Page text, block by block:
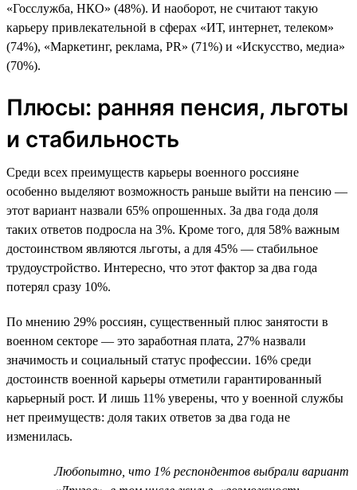
«Госслужба, НКО» (48%). И наоборот, не считают такую
карьеру привлекательной в сферах «ИТ, интернет, телеком»
(74%), «Маркетинг, реклама, PR» (71%) и «Искусство, медиа»
(70%).
Плюсы: ранняя пенсия, льготы
и стабильность
Среди всех преимуществ карьеры военного россияне
особенно выделяют возможность раньше выйти на пенсию —
этот вариант назвали 65% опрошенных. За два года доля
таких ответов подросла на 3%. Кроме того, для 58% важным
достоинством являются льготы, а для 45% — стабильное
трудоустройство. Интересно, что этот фактор за два года
потерял сразу 10%.
По мнению 29% россиян, существенный плюс занятости в
военном секторе — это заработная плата, 27% назвали
значимость и социальный статус профессии. 16% среди
достоинств военной карьеры отметили гарантированный
карьерный рост. И лишь 11% уверены, что у военной службы
нет преимуществ: доля таких ответов за два года не
изменилась.
Любопытно, что 1% респондентов выбрали вариант